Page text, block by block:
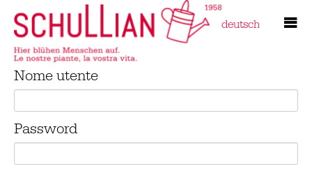
deutsch
Nome utente
Password